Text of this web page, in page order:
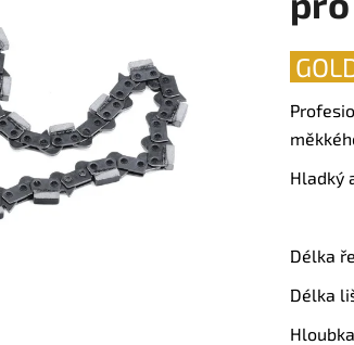
z
5
Hladký
Délka
Délka